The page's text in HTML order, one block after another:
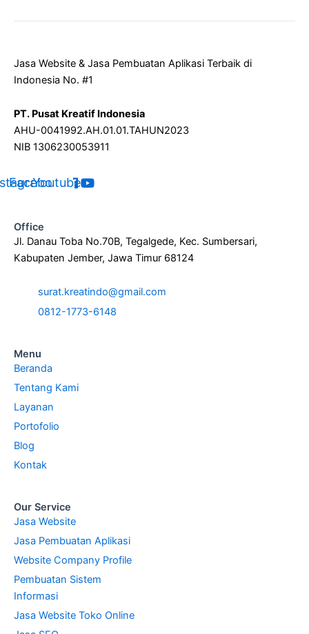
Jasa Website & Jasa Pembuatan Aplikasi Terbaik di
Indonesia No. #1
PT. Pusat Kreatif Indonesia
AHU-0041992.AH.01.01.TAHUN2023
NIB 1306230053911
Facebook
Youtube
Office
Jl. Danau Toba No.70B, Tegalgede, Kec. Sumbersari,
Kabupaten Jember, Jawa Timur 68124
surat.kreatindo@gmail.com
0812-1773-6148
Menu
Beranda
Tentang Kami
Layanan
Portofolio
Blog
Kontak
Our Service
Jasa Website
Jasa Pembuatan Aplikasi
Website Company Profile
Pembuatan Sistem
Informasi
Jasa Website Toko Online